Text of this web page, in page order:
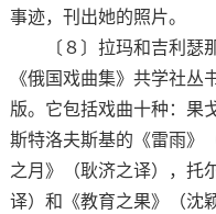
事迹，刊出她的照片。
〔８〕拉玛和吉利瑟那
《俄国戏曲集》共学社丛
版。它包括戏曲十种：果
斯特洛夫斯基的《雷雨》
之月》（耿济之译），托
译）和《教育之果》（沈